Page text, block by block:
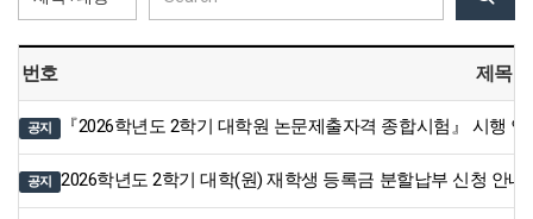
번호 제목
공지 『2026학년도 2학기 대학원 논문제출자격 종합시험』 시행 안
공지 2026학년도 2학기 대학(원) 재학생 등록금 분할납부 신청 안내